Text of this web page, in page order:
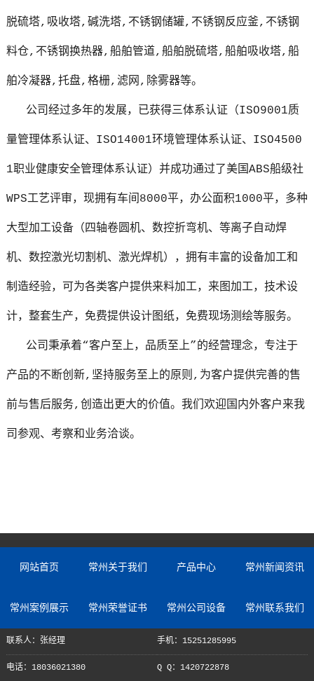
脱硫塔,吸收塔,碱洗塔,不锈钢储罐,不锈钢反应釜,不锈钢
料仓,不锈钢换热器,船舶管道,船舶脱硫塔,船舶吸收塔,船
舶冷凝器,托盘,格栅,滤网,除雾器等。
公司经过多年的发展，已获得三体系认证（ISO9001质
量管理体系认证、ISO14001环境管理体系认证、ISO4500
1职业健康安全管理体系认证）并成功通过了美国ABS船级社
WPS工艺评审，现拥有车间8000平，办公面积1000平，多种
大型加工设备（四轴卷圆机、数控折弯机、等离子自动焊
机、数控激光切割机、激光焊机），拥有丰富的设备加工和
制造经验，可为各类客户提供来料加工，来图加工，技术设
计，整套生产，免费提供设计图纸，免费现场测绘等服务。
公司秉承着“客户至上，品质至上”的经营理念，专注于
产品的不断创新,坚持服务至上的原则,为客户提供完善的售
前与售后服务,创造出更大的价值。我们欢迎国内外客户来我
司参观、考察和业务洽谈。
网站首页 常州关于我们 产品中心 常州新闻资讯
常州案例展示 常州荣誉证书 常州公司设备 常州联系我们
联系人：张经理 手机：15251285995
电话：18036021380 Q Q：1420722878